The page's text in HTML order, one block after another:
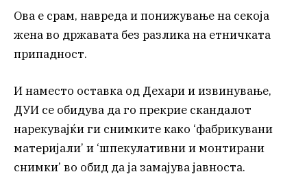
Ова е срам, навреда и понижување на секоја
жена во државата без разлика на етничката
припадност.
И наместо оставка од Дехари и извинување,
ДУИ се обидува да го прекрие скандалот
нарекувајќи ги снимките како ‘фабрикувани
материјали’ и ‘шпекулативни и монтирани
снимки’ во обид да ја замајува јавноста.